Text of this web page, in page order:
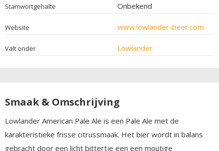
Stamwortgehalte Onbekend
Website www.lowlander-beer.com
Valt onder Lowlander
Smaak & Omschrijving
Lowlander American Pale Ale is een Pale Ale met de
karakteristieke frisse citrussmaak. Het bier wordt in balans
gebracht door een licht bittertje een een moutige